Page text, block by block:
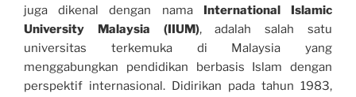
juga dikenal dengan nama
International Islamic
University Malaysia (IIUM), adalah salah satu
universitas terkemuka di Malaysia yang
menggabungkan pendidikan berbasis Islam dengan
perspektif internasional. Didirikan pada tahun 1983,